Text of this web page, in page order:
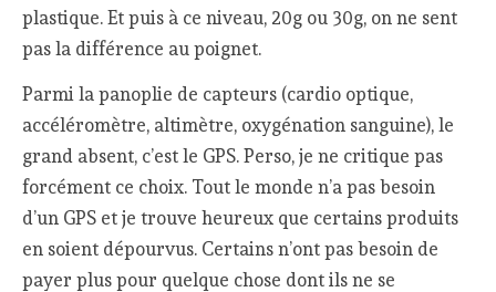
plastique. Et puis à ce niveau, 20g ou 30g, on ne sent
pas la différence au poignet.
Parmi la panoplie de capteurs (cardio optique,
accéléromètre, altimètre, oxygénation sanguine), le
grand absent, c’est le GPS. Perso, je ne critique pas
forcément ce choix. Tout le monde n’a pas besoin
d’un GPS et je trouve heureux que certains produits
en soient dépourvus. Certains n’ont pas besoin de
payer plus pour quelque chose dont ils ne se